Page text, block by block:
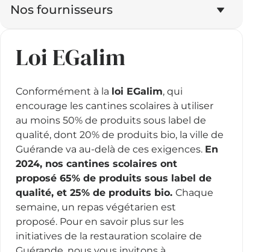
Nos fournisseurs
Loi EGalim
Conformément à la loi EGalim, qui
encourage les cantines scolaires à utiliser
au moins 50% de produits sous label de
qualité, dont 20% de produits bio, la ville de
Guérande va au-delà de ces exigences. En
2024, nos cantines scolaires ont
proposé 65% de produits sous label de
qualité, et 25% de produits bio. Chaque
semaine, un repas végétarien est
proposé. Pour en savoir plus sur les
initiatives de la restauration scolaire de